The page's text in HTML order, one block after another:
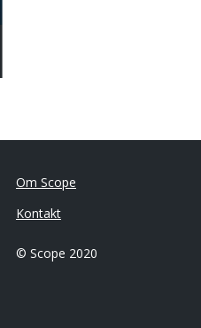
Om Scope
Kontakt
© Scope 2020